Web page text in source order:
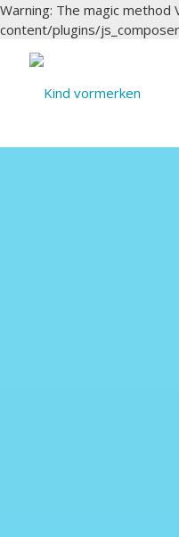
Warning: The magic
content/plugins/